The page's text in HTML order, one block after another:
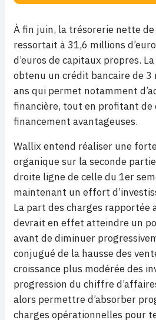
À fin juin, la trésorerie nette
ressortait à 31,6 millions
d’euros de capitaux propres.
obtenu un crédit bancaire de 3
ans qui permet notamment
financière, tout en profitant de
financement avantageuses.
Wallix entend réaliser une
organique sur la seconde
droite ligne de celle du 1er
maintenant un effort
La part des charges rapportée
devrait en effet atteindre un
avant de diminuer
conjugué de la hausse des
croissance plus modérée des
progression du chiffre
alors permettre d’absorber
charges opérationnelles pour